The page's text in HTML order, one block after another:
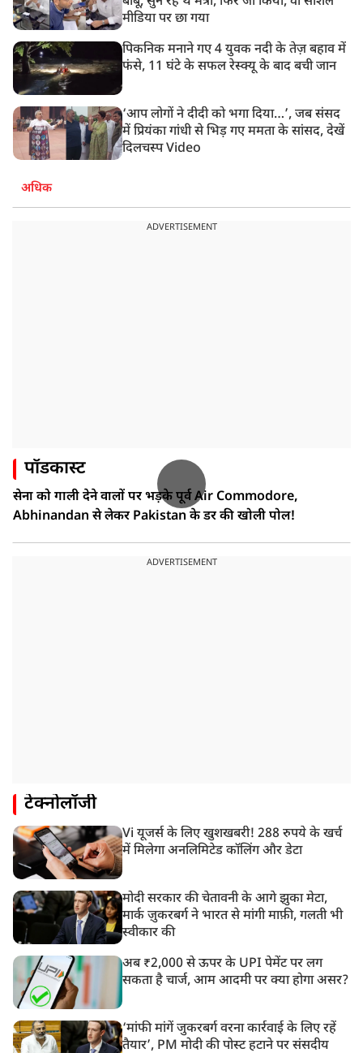
मीडिया पर छा गया
पिकनिक मनाने गए 4 युवक नदी के तेज़ बहाव में
फंसे, 11 घंटे के सफल रेस्क्यू के बाद बची जान
‘आप लोगों ने दीदी को भगा दिया…’, जब संसद
में प्रियंका गांधी से भिड़ गए ममता के सांसद, देखें
दिलचस्प Video
अधिक
ADVERTISEMENT
पॉडकास्ट
सेना को गाली देने वालों पर भड़के पूर्व Air Commodore,
Abhinandan से लेकर Pakistan के डर की खोली पोल!
ADVERTISEMENT
टेक्नोलॉजी
Vi यूजर्स के लिए खुशखबरी! 288 रुपये के खर्च
में मिलेगा अनलिमिटेड कॉलिंग और डेटा
मोदी सरकार की चेतावनी के आगे झुका मेटा,
मार्क ज़ुकरबर्ग ने भारत से मांगी माफ़ी, गलती भी
स्वीकार की
अब ₹2,000 से ऊपर के UPI पेमेंट पर लग
सकता है चार्ज, आम आदमी पर क्या होगा असर?
‘मांफी मांगें जुकरबर्ग वरना कार्रवाई के लिए रहें
तैयार’, PM मोदी की पोस्ट हटाने पर संसदीय